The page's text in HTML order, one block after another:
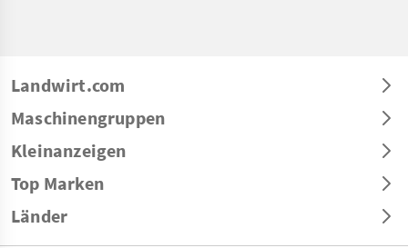
Landwirt.com
Maschinengruppen
Kleinanzeigen
Top Marken
Länder